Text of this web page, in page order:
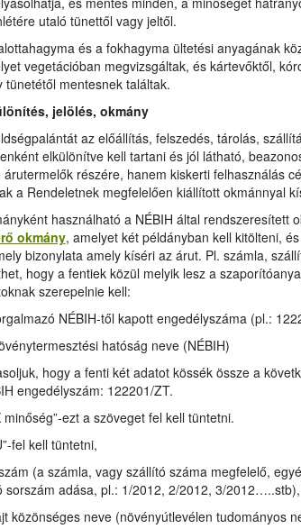
utaló tünettől vagy jeltől.
és a fokhagyma ültetési anyagának
vegetációban megvizsgáltak, és kártevőktől,
tünetétől mentesnek találtak.
jelölés, okmány
az előállítás, felszedés, tárolás,
elkülönítve kell tartani és jól látható,
árutermelők részére, hanem kiskerti felhasználás
a Rendeletnek megfelelően kiállított okmánnyal
használható a NÉBIH által rendszeresített
okmány, amelyet két példányban kell kitölteni,
bizonylata amely kíséri az árut. Pl. számla,
hogy a fentiek közül melyik lesz a
szerepelnie kell:
NÉBIH-től kapott engedélyszáma (pl.:
hatóság neve (NÉBIH)
hogy a fenti két adatot kössék össze a
engedélyszám: 122201/ZT.
minőség”-ezt a szöveget fel kell tüntetni.
fel kell tüntetni,
(a számla, vagy szállító száma megfelelő,
sorszám adása, pl.: 1/2012, 2/2012, 3/
közönséges neve (növényútlevélen tudományos